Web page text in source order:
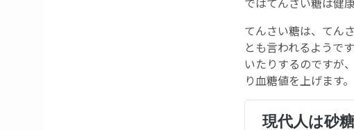
てんさい糖は、てん
とも言われるようで
いたりするのですが
り血糖値を上げます。